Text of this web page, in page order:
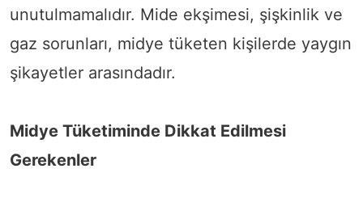
unutulmamalıdır. Mide ekşimesi, şişkinlik ve
gaz sorunları, midye tüketen kişilerde yaygın
şikayetler arasındadır.
Midye Tüketiminde Dikkat Edilmesi
Gerekenler